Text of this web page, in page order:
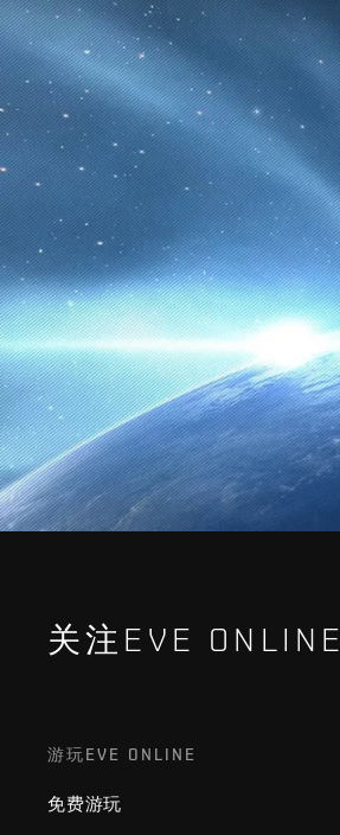
关注EVE ONLINE
游玩EVE ONLINE
免费游玩